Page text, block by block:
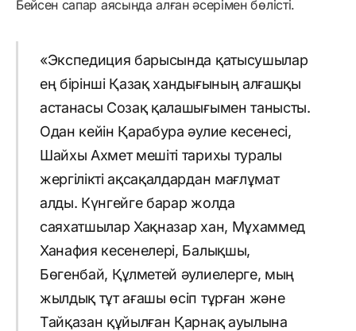
Бейсен сапар аясында алған әсерімен бөлісті.
«Экспедиция барысында қатысушылар
ең бірінші Қазақ хандығының алғашқы
астанасы Созақ қалашығымен танысты.
Одан кейін Қарабура әулие кесенесі,
Шайхы Ахмет мешіті тарихы туралы
жергілікті ақсақалдардан мағлұмат
алды. Күнгейге барар жолда
саяхатшылар Хақназар хан, Мұхаммед
Ханафия кесенелері, Балықшы,
Бөгенбай, Құлметей әулиелерге, мың
жылдық тұт ағашы өсіп тұрған және
Тайқазан құйылған Қарнақ ауылына